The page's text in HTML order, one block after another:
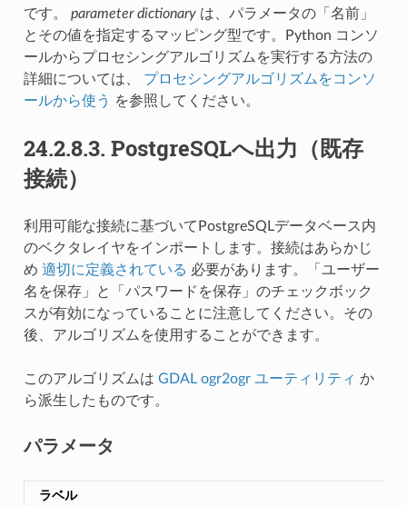
です。 parameter dictionaryは、パラメータの「名前」
とその値を指定するマッピング型です。Python コンソ
ールからプロセシングアルゴリズムを実行する方法の
詳細については、 プロセシングアルゴリズムをコンソ
ールから使う
を参照してください。
24.2.8.3. PostgreSQLへ出力（既存
接続）
利用可能な接続に基づいてPostgreSQLデータベース内
のベクタレイヤをインポートします。接続はあらかじ
め 適切に定義されている 必要があります。「ユーザー
名を保存」と「パスワードを保存」のチェックボック
スが有効になっていることに注意してください。その
後、アルゴリズムを使用することができます。
このアルゴリズムは GDAL ogr2ogr ユーティリティ か
ら派生したものです。
パラメータ
ラベル